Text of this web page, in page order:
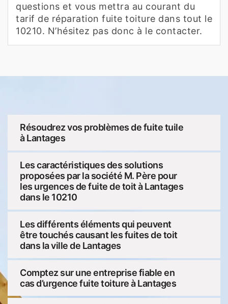
questions et vous mettra au courant du
tarif de réparation fuite toiture dans tout le
10210. N’hésitez pas donc à le contacter.
Résoudrez vos problèmes de fuite tuile
à Lantages
Les caractéristiques des solutions
proposées par la société M. Père pour
les urgences de fuite de toit à Lantages
dans le 10210
Les différents éléments qui peuvent
être touchés causant les fuites de toit
dans la ville de Lantages
Comptez sur une entreprise fiable en
cas d’urgence fuite toiture à Lantages